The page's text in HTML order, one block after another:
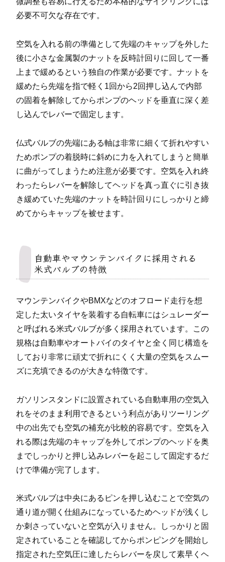
必要不可欠な存在です。
空気を入れる前の準備として先端のキャップを外した
後に小さな金属製のナットを反時計回りに回して一番
上まで緩めるという独自の作業が必要です。ナットを
緩めたら先端を指で軽く1回から2回押し込んで内部
の固着を解除してからポンプのヘッドを垂直に深く差
し込んでレバーで固定します。
仏式バルブの先端にある軸は非常に細くて折れやすい
ためポンプの着脱時に斜めに力を入れてしまうと簡単
に曲がってしまうため注意が必要です。空気を入れ終
わったらレバーを解除してヘッドを真っ直ぐに引き抜
き緩めていた先端のナットを時計回りにしっかりと締
めてからキャップを被せます。
自動車やマウンテンバイクに採用される
米式バルブの特徴
マウンテンバイクやBMXなどのオフロード走行を想
定した太いタイヤを装着する自転車にはシュレーダー
と呼ばれる米式バルブが多く採用されています。この
規格は自動車やオートバイのタイヤと全く同じ構造を
しており非常に頑丈で折れにくく大量の空気をスムー
ズに充填できるのが大きな特徴です。
ガソリンスタンドに設置されている自動車用の空気入
れをそのまま利用できるという利点がありツーリング
中の出先でも空気の補充が比較的容易です。空気を入
れる際は先端のキャップを外してポンプのヘッドを奥
までしっかりと押し込みレバーを起こして固定するだ
けで準備が完了します。
米式バルブは中央にあるピンを押し込むことで空気の
通り道が開く仕組みになっているためヘッドが浅くし
か刺さっていないと空気が入りません。しっかりと固
定されていることを確認してからポンピングを開始し
指定された空気圧に達したらレバーを戻して素早くヘ